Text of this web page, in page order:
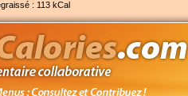
: 113 kCal